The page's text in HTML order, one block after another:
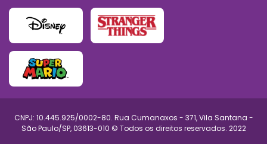
CNPJ: 10.445.925/0002-80. Rua Cumanaxos - 371, Vila Santana -
São Paulo/SP, 03613-010 © Todos os direitos reservados. 2022